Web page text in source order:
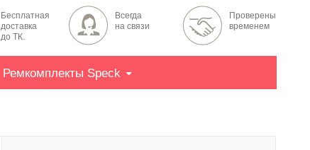
Бесплатная
доставка
до ТК.
Всегда
на связи
Проверены
временем
Ремкомплекты Speck